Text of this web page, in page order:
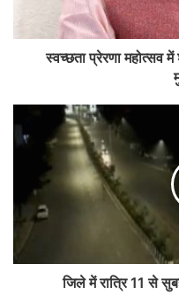
स्वच्छता प्रेरणा महोत्सव में
जिले में रात्रि 11 से